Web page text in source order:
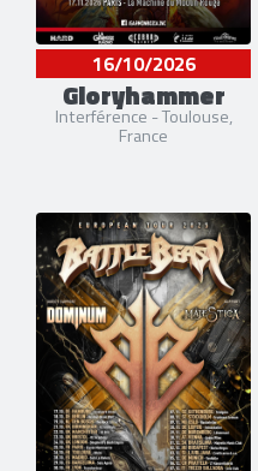
16/10/2026
Gloryhammer
Interférence - Toulouse,
France